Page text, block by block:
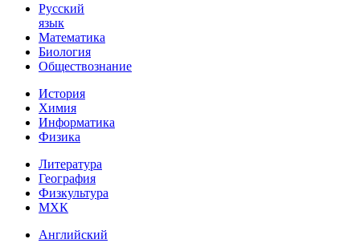
Русский
язык
Математика
Биология
Обществознание
История
Химия
Информатика
Физика
Литература
География
Физкультура
МХК
Английский